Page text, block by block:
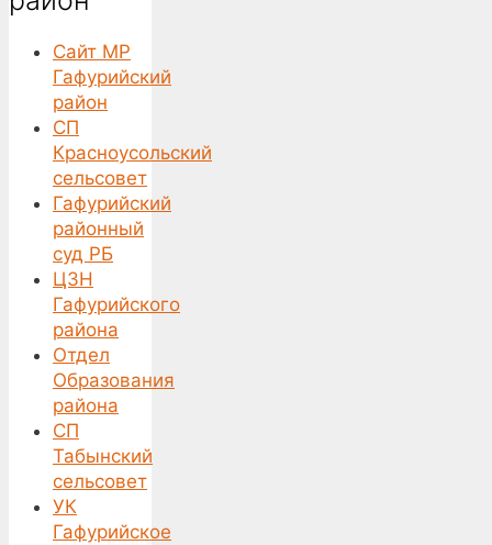
Сайт МР
Гафурийский
район
СП
Красноусольский
сельсовет
Гафурийский
районный
суд РБ
ЦЗН
Гафурийского
района
Отдел
Образования
района
СП
Табынский
сельсовет
УК
Гафурийское